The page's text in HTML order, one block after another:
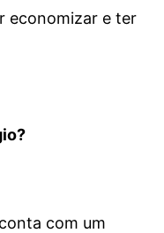
economizar e ter
com um